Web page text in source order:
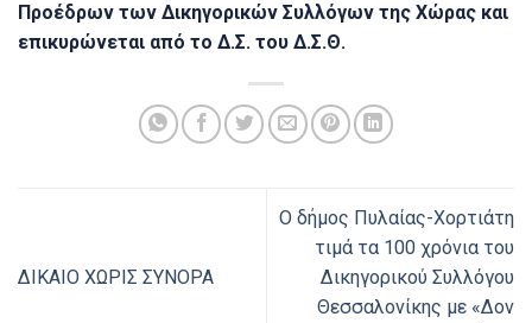
Προέδρων των Δικηγορικών Συλλόγων της Χώρας και
επικυρώνεται από το Δ.Σ. του Δ.Σ.Θ.
ΔΙΚΑΙΟ ΧΩΡΙΣ ΣΥΝΟΡΑ
Ο δήμος Πυλαίας-Χορτιάτη
τιμά τα 100 χρόνια του
Δικηγορικού Συλλόγου
Θεσσαλονίκης με «Δον